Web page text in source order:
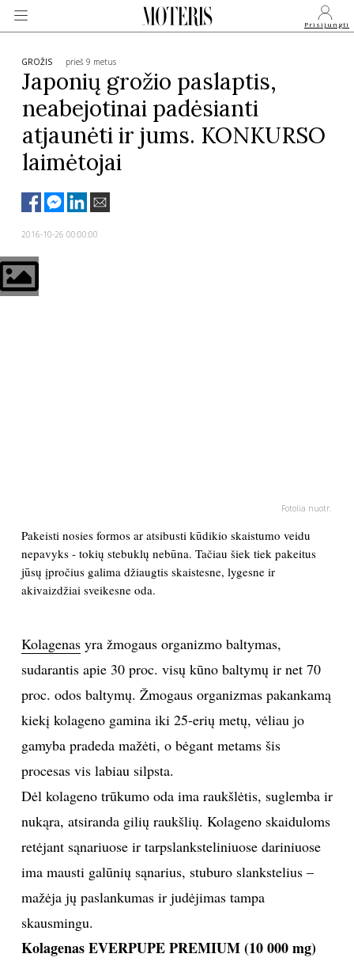
Prisijungti
VEIDAI
MONARCHIJA
MADA
SVEIKATA
KULTŪRA
KINAS
MUZIKA
SPORTAS
FOTOGRAFIJA
MENAS
ĮDOMYBĖS
GROŽIS prieš 9 metus
Japonių grožio paslaptis,
neabejotinai padėsianti
atjaunėti ir jums. KONKURSO
laimėtojai
2016-10-26 00:00:00
Fotolia nuotr.
Pakeisti nosies formos ar atsibusti kūdikio skaistumo veidu
nepavyks - tokių stebuklų nebūna. Tačiau šiek tiek pakeitus
jūsų įpročius galima džiaugtis skaistesne, lygesne ir
akivaizdžiai sveikesne oda.
Kolagenasyra žmogaus organizmo baltymas,
sudarantis apie 30 proc. visų kūno baltymų ir net 70
proc. odos baltymų. Žmogaus organizmas pakankamą
kiekį kolageno gamina iki 25-erių metų, vėliau jo
gamyba pradeda mažėti, o bėgant metams šis
procesas vis labiau silpsta.
Dėl kolageno trūkumo oda ima raukšlėtis, suglemba ir
nukąra, atsiranda gilių raukšlių. Kolageno skaiduloms
retėjant sąnariuose ir tarpslanksteliniuose dariniuose
ima mausti galūnių sąnarius, stuburo slankstelius –
mažėja jų paslankumas ir judėjimas tampa
skausmingu.
Kolagenas EVERPUPE PREMIUM (10 000 mg)